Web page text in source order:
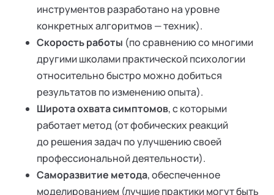
инструментов разработано на уровне
конкретных алгоритмов — техник).
Скорость работы (по сравнению со многими
другими школами практической психологии
относительно быстро можно добиться
результатов по изменению опыта).
Широта охвата симптомов, с которыми
работает метод (от фобических реакций
до решения задач по улучшению своей
профессиональной деятельности).
Саморазвитие метода, обеспеченное
моделированием (лучшие практики могут быть